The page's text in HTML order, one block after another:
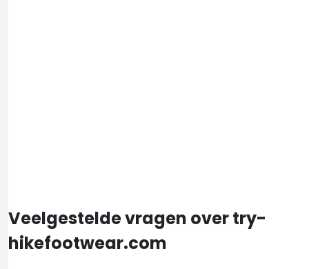
Veelgestelde vragen over try-
hikefootwear.com